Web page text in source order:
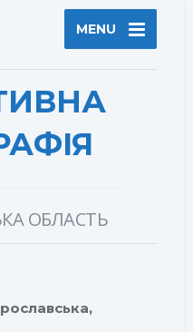
MENU
ОБЛАСТЬ